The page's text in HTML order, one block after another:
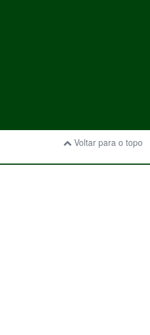
Voltar para o topo